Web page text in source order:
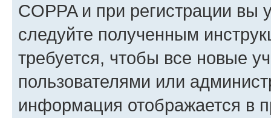
COPPA и при регистрации вы
следуйте полученным
требуется, чтобы все новые
пользователями или
информация отображается в